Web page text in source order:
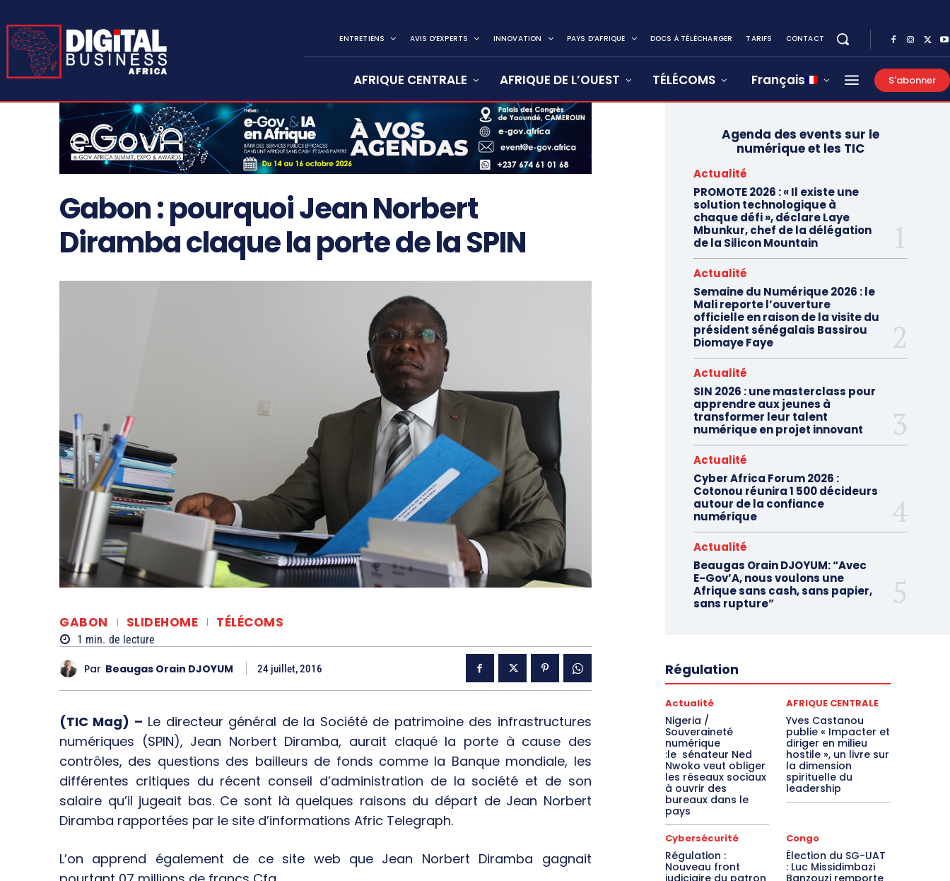
ENTRETIENS AVIS D’EXPERTS INNOVATION PAYS D’AFRIQUE DOCS À TÉLÉCHARGER TARIFS CONTACT
AFRIQUE CENTRALE AFRIQUE DE L’OUEST TÉLÉCOMS Français S'abonner
Gabon : pourquoi Jean Norbert
Diramba claque la porte de la SPIN
GABON SLIDEHOME TÉLÉCOMS
1 min. de lecture
Par Beaugas Orain DJOYUM 24 juillet, 2016
(TIC Mag) – Le directeur général de la Société de patrimoine des infrastructures
numériques (SPIN), Jean Norbert Diramba, aurait claqué la porte à cause des
contrôles, des questions des bailleurs de fonds comme la Banque mondiale, les
différentes critiques du récent conseil d’administration de la société et de son
salaire qu’il jugeait bas. Ce sont là quelques raisons du départ de Jean Norbert
Diramba rapportées par le site d’informations Afric Telegraph.
L’on apprend également de ce site web que Jean Norbert Diramba gagnait
Agenda des events sur le
numérique et les TIC
Actualité
PROMOTE 2026 : « Il existe une
solution technologique à
chaque défi », déclare Laye
Mbunkur, chef de la délégation
de la Silicon Mountain
Actualité
Semaine du Numérique 2026 : le
Mali reporte l’ouverture
officielle en raison de la visite du
président sénégalais Bassirou
Diomaye Faye
Actualité
SIN 2026 : une masterclass pour
apprendre aux jeunes à
transformer leur talent
numérique en projet innovant
Actualité
Cyber Africa Forum 2026 :
Cotonou réunira 1 500 décideurs
autour de la confiance
numérique
Actualité
Beaugas Orain DJOYUM: “Avec
E-Gov’A, nous voulons une
Afrique sans cash, sans papier,
sans rupture”
Régulation
Actualité
Nigeria /
Souveraineté
numérique
:le sénateur Ned
Nwoko veut obliger
les réseaux sociaux
à ouvrir des
bureaux dans le
pays
AFRIQUE CENTRALE
Yves Castanou
publie « Impacter et
diriger en milieu
hostile », un livre sur
la dimension
spirituelle du
leadership
Cybersécurité
Régulation :
Nouveau front
Congo
Élection du SG-UAT
: Luc Missidimbazi